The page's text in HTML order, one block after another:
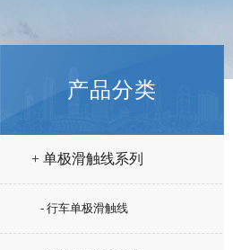
产品分类
+ 单极滑触线系列
- 行车单极滑触线